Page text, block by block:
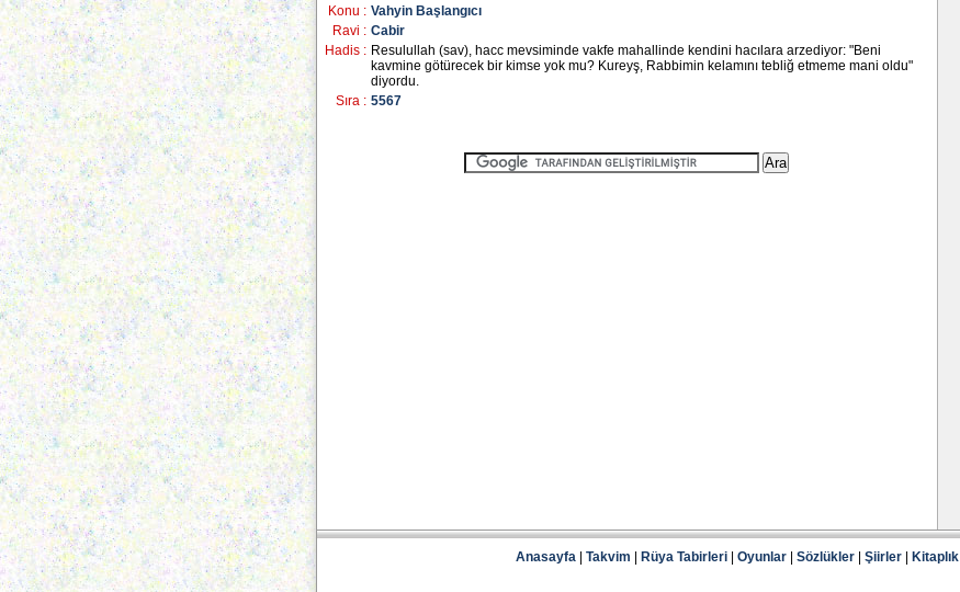
Konu : Vahyin Başlangıcı
Ravi : Cabir
Hadis : Resulullah (sav), hacc mevsiminde vakfe mahallinde kendini hacılara arzediyor: "Beni
kavmine götürecek bir kimse yok mu? Kureyş, Rabbimin kelamını tebliğ etmeme mani oldu"
diyordu.
Sıra : 5567
Anasayfa Takvim Rüya Tabirleri Oyunlar Sözlükler Şiirler Kitaplık